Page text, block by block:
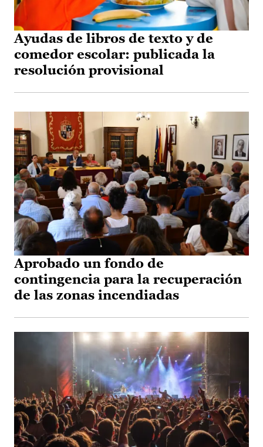
Ayudas de libros de texto y de
comedor escolar: publicada la
resolución provisional
Aprobado un fondo de
contingencia para la recuperación
de las zonas incendiadas